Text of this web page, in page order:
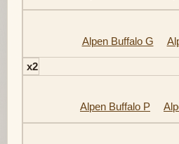
Alpen Buffalo G
x2
Alpen Buffalo P